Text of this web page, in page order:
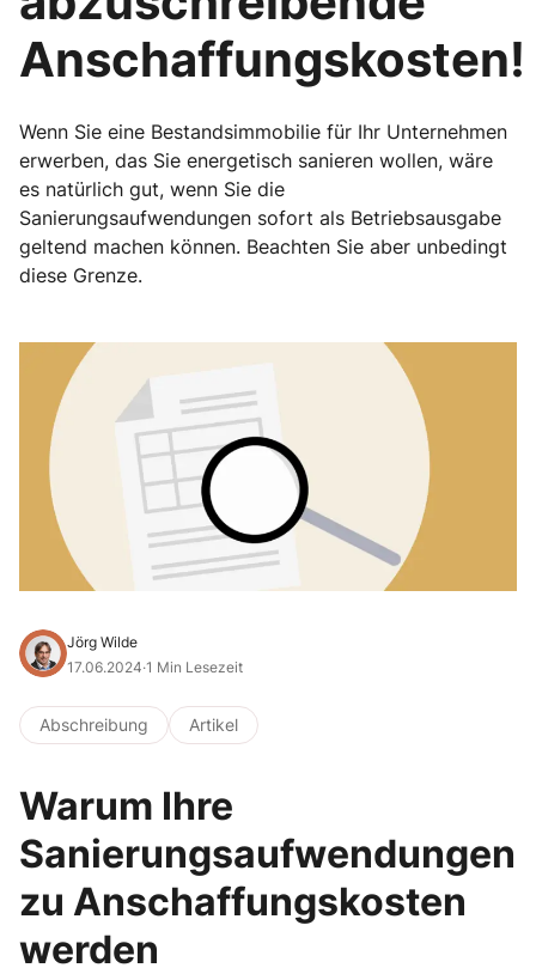
Anschaffungskosten!
Wenn Sie eine Bestandsimmobilie für Ihr Unternehmen
erwerben, das Sie energetisch sanieren wollen, wäre
es natürlich gut, wenn Sie die
Sanierungsaufwendungen sofort als Betriebsausgabe
geltend machen können. Beachten Sie aber unbedingt
diese Grenze.
Jörg Wilde
17.06.2024·1 Min Lesezeit
Abschreibung Artikel
Warum Ihre
Sanierungsaufwendungen
zu Anschaffungskosten
werden